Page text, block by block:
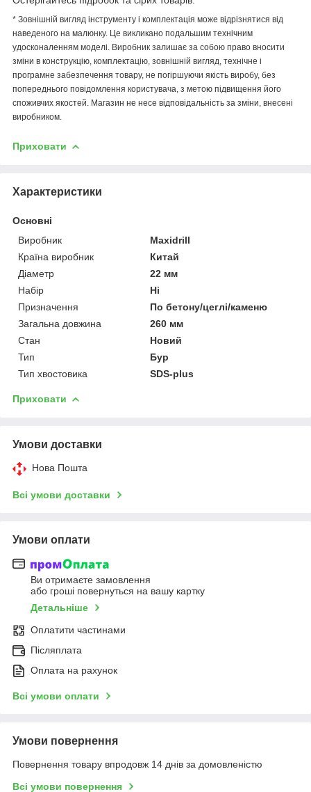
* Зовнішній вигляд інструменту і комплектація може відрізнятися від
наведеного на малюнку. Це викликано подальшим технічним
удосконаленням моделі. Виробник залишає за собою право вносити
зміни в конструкцію, комплектацію, зовнішній вигляд, технічне і
програмне забезпечення товару, не погіршуючи якість виробу, без
попереднього повідомлення користувача, з метою підвищення його
споживчих якостей. Магазин не несе відповідальність за зміни, внесені
виробником.
Приховати
Характеристики
Основні
Виробник
Maxidrill
Країна виробник
Китай
Діаметр
22 мм
Набір
Ні
Призначення
По бетону/цеглі/каменю
Загальна довжина
260 мм
Стан
Новий
Тип
Бур
Тип хвостовика
SDS-plus
Приховати
Умови доставки
Нова Пошта
Всі умови доставки
Умови оплати
Ви отримаєте замовлення
або гроші повернуться на вашу картку
Детальніше
Оплатити частинами
Післяплата
Оплата на рахунок
Всі умови оплати
Умови повернення
Повернення товару впродовж 14 днів за домовленістю
Всі умови повернення